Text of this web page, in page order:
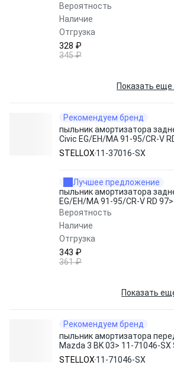
Вероятность
Наличие
Отгрузка
328 ₽
345 ₽
Показать
Рекомендуем бренд
пыльник амортизатора
Civic EG/EH/MA 91-95/CR-V
37016-SX STELLOX
STELLOX 11-37016-SX
Лучшее предложение
пыльник амортизатора
EG/EH/MA 91-95/CR-V RD 97>
Вероятность
Наличие
Отгрузка
343 ₽
361 ₽
Показать
Рекомендуем бренд
пыльник амортизатора
Mazda 3 BK 03> 11-71046-SX
STELLOX 11-71046-SX